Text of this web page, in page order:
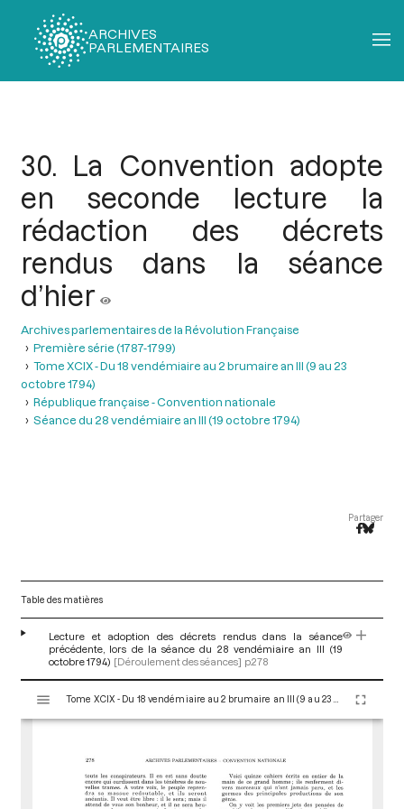
ARCHIVES
PARLEMENTAIRES
30. La Convention adopte
en seconde lecture la
rédaction des décrets
rendus dans la séance
d’hier
Archives parlementaires de la Révolution Française
Première série (1787-1799)
Tome XCIX - Du 18 vendémiaire au 2 brumaire an III (9 au 23
octobre 1794)
République française - Convention nationale
Séance du 28 vendémiaire an III (19 octobre 1794)
Partager
Table des matières
Lecture et adoption des décrets rendus dans la séance
précédente, lors de la séance du 28 vendémiaire an III (19
octobre 1794) [Déroulement des séances] p.278
s